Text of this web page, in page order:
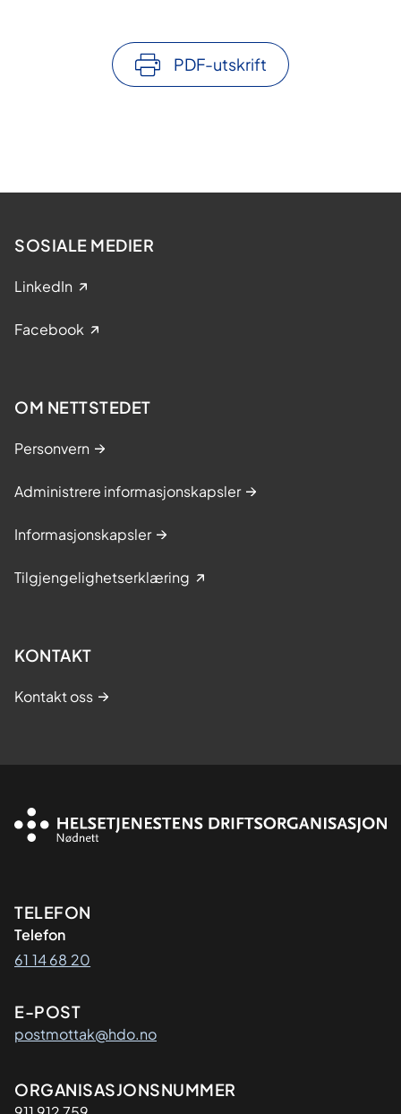
PDF-utskrift
SOSIALE MEDIER
LinkedIn
Facebook
OM NETTSTEDET
Personvern
Administrere informasjonskapsler
Informasjonskapsler
Tilgjengelighetserklæring
KONTAKT
Kontakt oss
Kontaktinformasjon
TELEFON
Telefon
61 14 68 20
E-POST
postmottak@hdo.no
Organisasjon
ORGANISASJONSNUMMER